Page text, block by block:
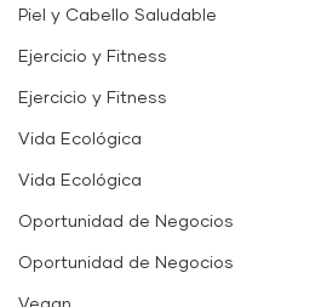
Piel y Cabello Saludable
Ejercicio y Fitness
Ejercicio y Fitness
Vida Ecológica
Vida Ecológica
Oportunidad de Negocios
Oportunidad de Negocios